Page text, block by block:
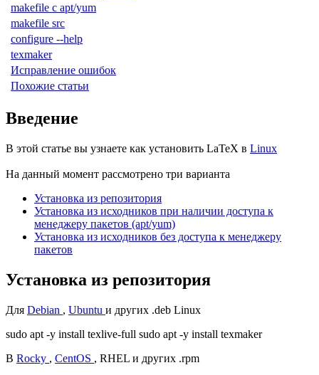
makefile с apt/yum
makefile src
configure --help
texmaker
Исправление ошибок
Похожие статьи
Введение
В этой статье вы узнаете как установить LaTeX в Linux
На данный момент рассмотрено три варианта
Установка из репозитория
Установка из исходников при наличии доступа к
менеджеру пакетов (apt/yum)
Установка из исходников без доступа к менеджеру
пакетов
Установка из репозитория
Для Debian , Ubuntu и других .deb Linux
sudo apt -y install texlive-full sudo apt -y install texmaker
В Rocky , CentOS , RHEL и других .rpm